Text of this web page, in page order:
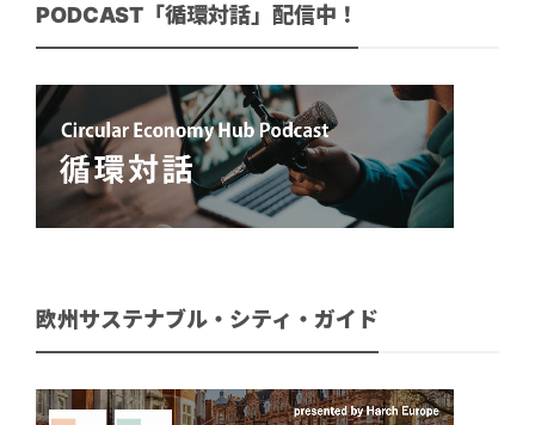
PODCAST「循環対話」配信中！
欧州サステナブル・シティ・ガイド